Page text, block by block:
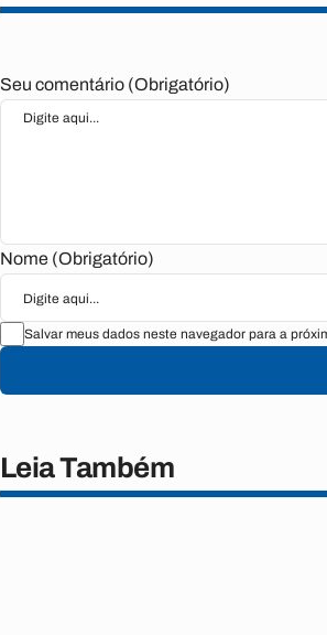
Seu comentário (Obrigatório)
Nome (Obrigatório)
Salvar meus dados neste navegador para a
Leia Também